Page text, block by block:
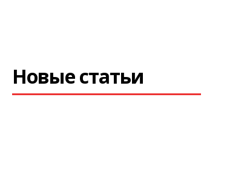
Новые статьи